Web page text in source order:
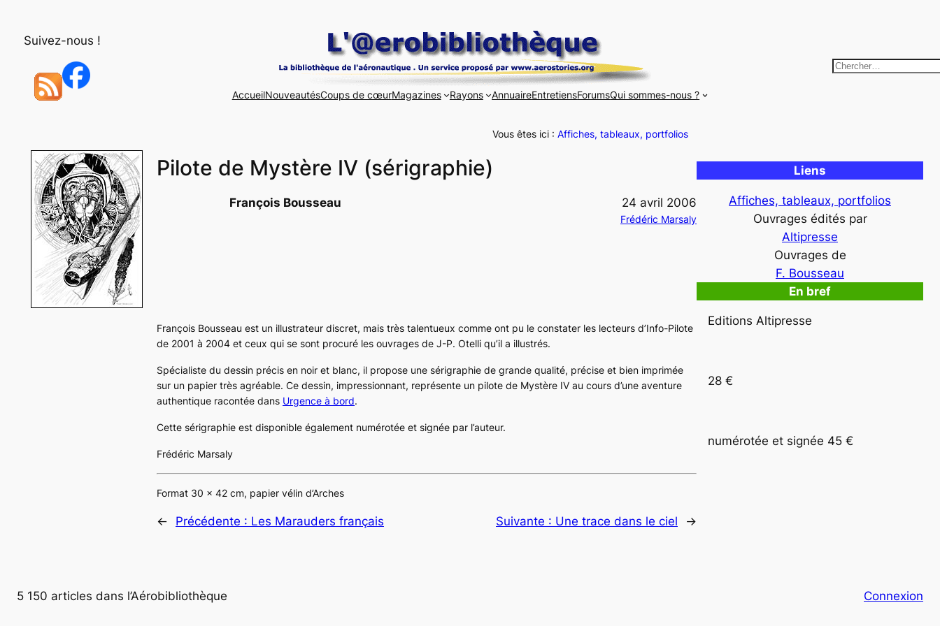
Suivez-nous !
AccueilNouveautésCoups de cœurMagazines Rayons AnnuaireEntretiensForumsQui sommes-nous ?
R
r
c
h
Vous êtes ici : Affiches, tableaux, portfolios
Pilote de Mystère IV (sérigraphie)
François Bousseau 24 avril 2006
Frédéric Marsaly
François Bousseau est un illustrateur discret, mais très talentueux comme ont pu le constater les lecteurs d’Info-Pilote
de 2001 à 2004 et ceux qui se sont procuré les ouvrages de J-P. Otelli qu’il a illustrés.
Spécialiste du dessin précis en noir et blanc, il propose une sérigraphie de grande qualité, précise et bien imprimée
sur un papier très agréable. Ce dessin, impressionnant, représente un pilote de Mystère IV au cours d’une aventure
authentique racontée dans Urgence à bord.
Cette sérigraphie est disponible également numérotée et signée par l’auteur.
Frédéric Marsaly
Format 30 x 42 cm, papier vélin d’Arches
← Précédente : Les Marauders français Suivante : Une trace dans le ciel →
Liens
Affiches, tableaux, portfolios
Ouvrages édités par
Altipresse
Ouvrages de
F. Bousseau
En bref
Editions Altipresse
28 €
numérotée et signée 45 €
5 150 articles dans l’Aérobibliothèque Connexion